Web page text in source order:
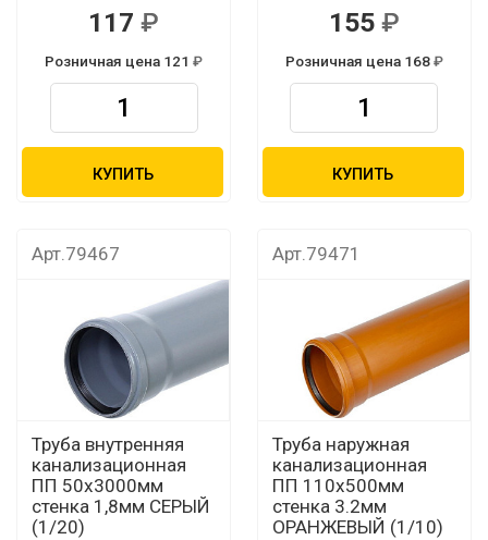
117
Розничная цена 121
КУПИТЬ
155
Розничная цена 168
КУПИТЬ
Арт.79467
Труба внутренняя
канализационная
ПП 50х3000мм
стенка 1,8мм СЕРЫЙ
(1/20)
Арт.79471
Труба наружная
канализационная
ПП 110х500мм
стенка 3.2мм
ОРАНЖЕВЫЙ (1/10)